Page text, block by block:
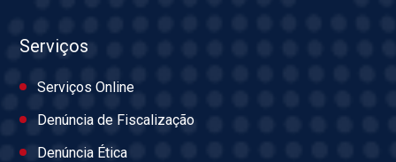
Serviços
Serviços Online
Denúncia de Fiscalização
Denúncia Ética